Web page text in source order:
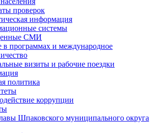
проверок
информация
системы
СМИ
в программах и международное
визиты и рабочие поездки
политика
коррупции
Шпаковского муниципального округа